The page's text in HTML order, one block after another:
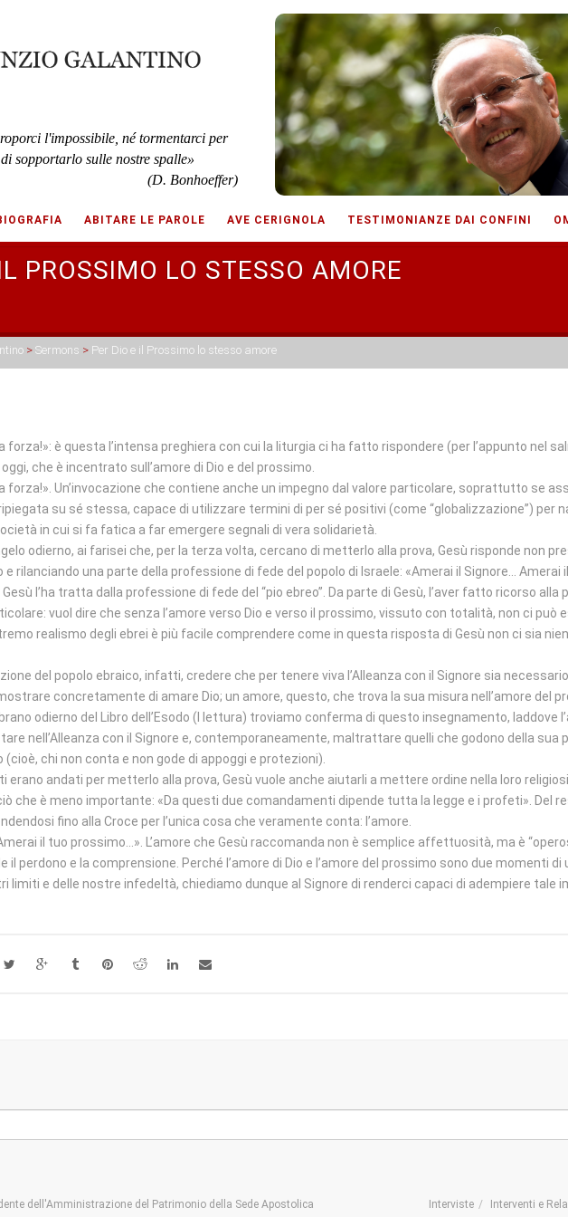
l'impossibile, né tormentarci per
sopportarlo sulle nostre spalle»
(D. Bonhoeffer)
ABITARE LE PAROLE AVE CERIGNOLA TESTIMONIANZE DAI CONFINI
PROSSIMO LO STESSO AMORE
> Sermons > Per Dio e il Prossimo lo stesso amore
forza!»: è questa l’intensa preghiera con cui la liturgia ci ha fatto rispondere (per l’appunto nel
che è incentrato sull’amore di Dio e del prossimo.
forza!». Un’invocazione che contiene anche un impegno dal valore particolare, soprattutto se
su sé stessa, capace di utilizzare termini di per sé positivi (come “globalizzazione”) per
in cui si fa fatica a far emergere segnali di vera solidarietà.
odierno, ai farisei che, per la terza volta, cercano di metterlo alla prova, Gesù risponde non
rilanciando una parte della professione di fede del popolo di Israele: «Amerai il Signore… Amerai
l’ha tratta dalla professione di fede del “pio ebreo”. Da parte di Gesù, l’aver fatto ricorso alla
vuol dire che senza l’amore verso Dio e verso il prossimo, vissuto con totalità, non ci può
realismo degli ebrei è più facile comprendere come in questa risposta di Gesù non ci sia
del popolo ebraico, infatti, credere che per tenere viva l’Alleanza con il Signore sia
concretamente di amare Dio; un amore, questo, che trova la sua misura nell’amore del
odierno del Libro dell’Esodo (I lettura) troviamo conferma di questo insegnamento, laddove
nell’Alleanza con il Signore e, contemporaneamente, maltrattare quelli che godono della sua
(cioè, chi non conta e non gode di appoggi e protezioni).
erano andati per metterlo alla prova, Gesù vuole anche aiutarli a mettere ordine nella loro
che è meno importante: «Da questi due comandamenti dipende tutta la legge e i profeti». Del
fino alla Croce per l’unica cosa che veramente conta: l’amore.
il tuo prossimo…». L’amore che Gesù raccomanda non è semplice affettuosità, ma è
il perdono e la comprensione. Perché l’amore di Dio e l’amore del prossimo sono due momenti di
limiti e delle nostre infedeltà, chiediamo dunque al Signore di renderci capaci di adempiere tale
dell'Amministrazione del Patrimonio della Sede Apostolica Interviste Interventi e